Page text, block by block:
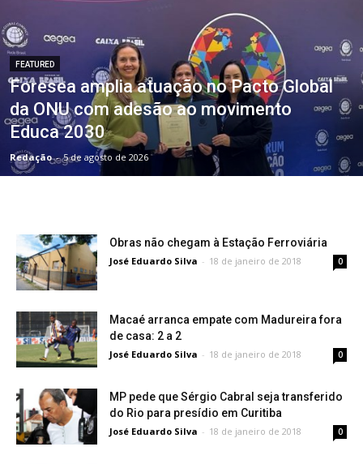
FEATURED
Foresea amplia atuação no Pacto Global
da ONU com adesão ao movimento
Educa 2030
Redação - 5 de agosto de 2026
Obras não chegam à Estação Ferroviária
José Eduardo Silva - 18 de janeiro de 2018 0
Macaé arranca empate com Madureira fora
de casa: 2 a 2
José Eduardo Silva - 18 de janeiro de 2018 0
MP pede que Sérgio Cabral seja transferido
do Rio para presídio em Curitiba
José Eduardo Silva - 18 de janeiro de 2018 0